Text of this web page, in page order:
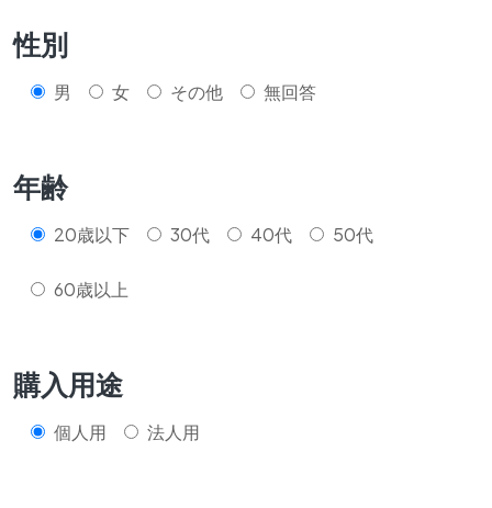
性別
男 女 その他 無回答
年齢
20歳以下 30代 40代 50代
60歳以上
購入用途
個人用 法人用